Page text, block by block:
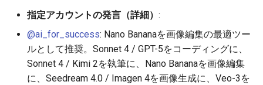
2026-06-09
2026-06-08
2026-06-07
2025-11-24
2025-11-23
2025-11-22
2026-06-09
2026-06-08
2026-06-07
2025-11-24
2025-11-23
2025-11-22
2026-06-06
2026-06-05
2026-06-04
2026-06-06
2026-06-05
2026-06-04
2025-11-24
2025-11-23
2025-11-22
2026-06-09
2026-06-08
2026-06-07
2026-06-03
2026-06-02
2026-06-01
指定アカウントの発言（詳細） :
@ai_for_success: Nano Bananaを画像編集の最適ツー
ルとして推奨。Sonnet 4 / GPT-5をコーディングに、
Sonnet 4 / Kimi 2を執筆に、Nano Bananaを画像編集
に、Seedream 4.0 / Imagen 4を画像生成に、Veo-3を